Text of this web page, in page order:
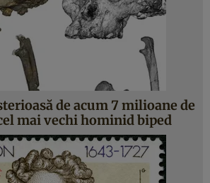
de acum 7 milioane de
mai vechi hominid biped